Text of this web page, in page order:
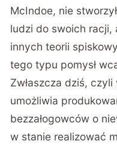
McIndoe, nie
ludzi do swoich
innych teorii
tego typu pomysł
Zwłaszcza dziś,
umożliwia
bezzałogowców o
w stanie realizować